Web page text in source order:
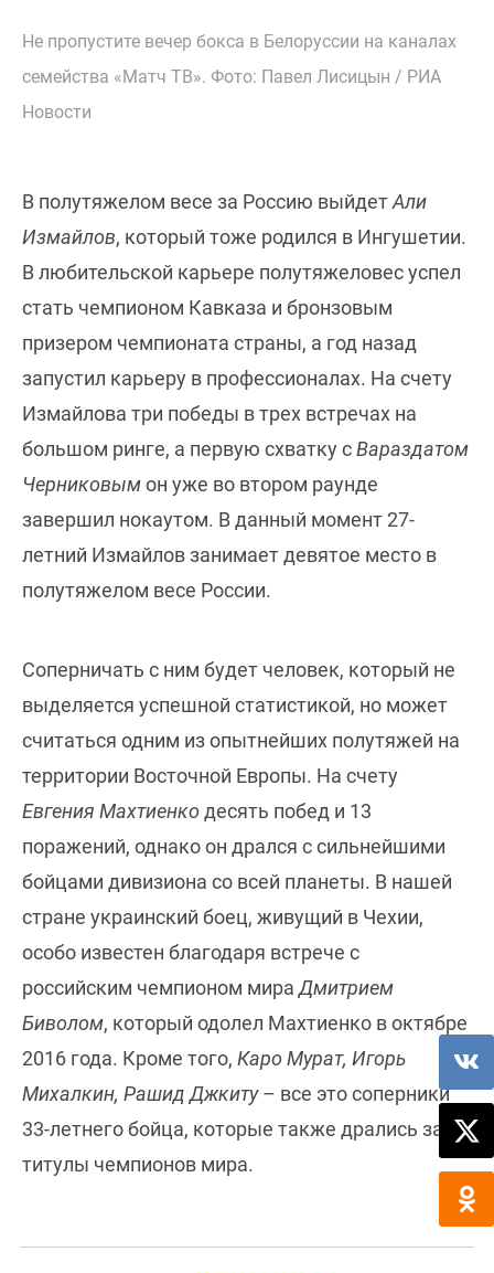
Не пропустите вечер бокса в Белоруссии на каналах
семейства «Матч ТВ». Фото: Павел Лисицын / РИА
Новости
В полутяжелом весе за Россию выйдетАли
Измайлов, который тоже родился в Ингушетии.
В любительской карьере полутяжеловес успел
стать чемпионом Кавказа и бронзовым
призером чемпионата страны, а год назад
запустил карьеру в профессионалах. На счету
Измайлова три победы в трех встречах на
большом ринге, а первую схватку сВараздатом
Черниковымон уже во втором раунде
завершил нокаутом. В данный момент 27-
летний Измайлов занимает девятое место в
полутяжелом весе России.
Соперничать с ним будет человек, который не
выделяется успешной статистикой, но может
считаться одним из опытнейших полутяжей на
территории Восточной Европы. На счету
Евгения Махтиенкодесять побед и 13
поражений, однако он дрался с сильнейшими
бойцами дивизиона со всей планеты. В нашей
стране украинский боец, живущий в Чехии,
особо известен благодаря встрече с
российским чемпионом мира Дмитрием
Биволом, который одолел Махтиенко в октябре
2016 года. Кроме того, Каро Мурат, Игорь
Михалкин, Рашид Джкиту– все это соперники
33-летнего бойца, которые также дрались за
титулы чемпионов мира.